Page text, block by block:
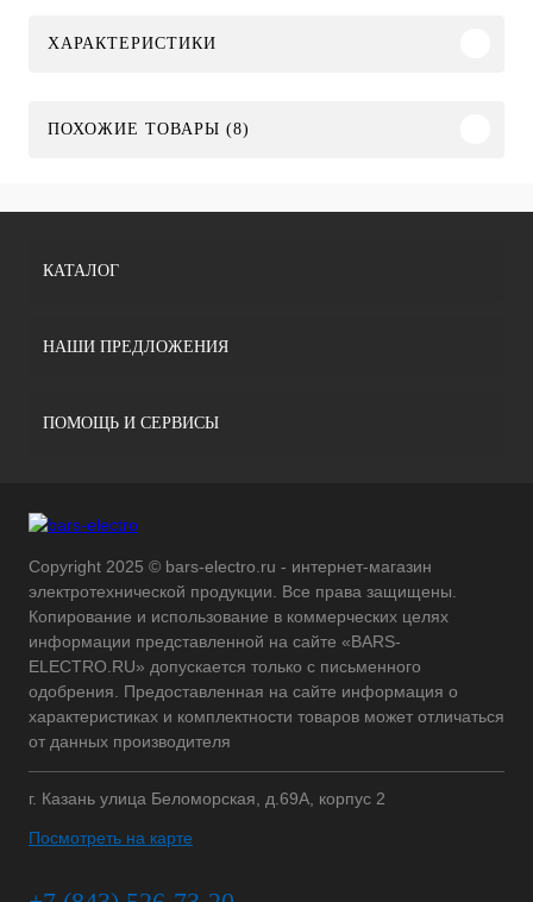
ХАРАКТЕРИСТИКИ
ПОХОЖИЕ ТОВАРЫ (8)
КАТАЛОГ
НАШИ ПРЕДЛОЖЕНИЯ
ПОМОЩЬ И СЕРВИСЫ
Copyright 2025 © bars-electro.ru - интернет-магазин
электротехнической продукции. Все права защищены.
Копирование и использование в коммерческих целях
информации представленной на сайте «BARS-
ELECTRO.RU» допускается только с письменного
одобрения. Предоставленная на сайте информация о
характеристиках и комплектности товаров может отличаться
от данных производителя
г. Казань улица Беломорская, д.69А, корпус 2
Посмотреть на карте